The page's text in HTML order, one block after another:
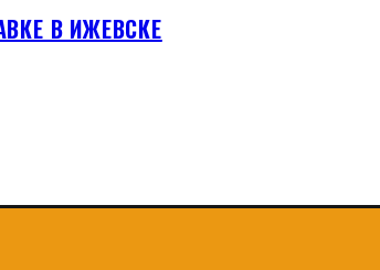
В ИЖЕВСКЕ